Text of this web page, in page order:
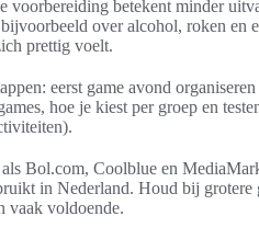
voorbereiding betekent minder
over alcohol, roken en
prettig voelt.
eerst game avond
hoe je kiest per groep en
Bol.com, Coolblue en
in Nederland. Houd bij grotere
vaak voldoende.